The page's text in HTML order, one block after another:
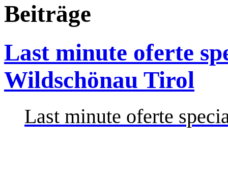
Beiträge
Last minute oferte
Wildschönau Tirol
Last minute oferte